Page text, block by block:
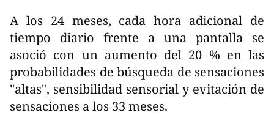
A los 24 meses, cada hora adicional de
tiempo diario frente a una pantalla se
asoció con un aumento del 20 % en las
probabilidades de búsqueda de sensaciones
"altas", sensibilidad sensorial y evitación de
sensaciones a los 33 meses.